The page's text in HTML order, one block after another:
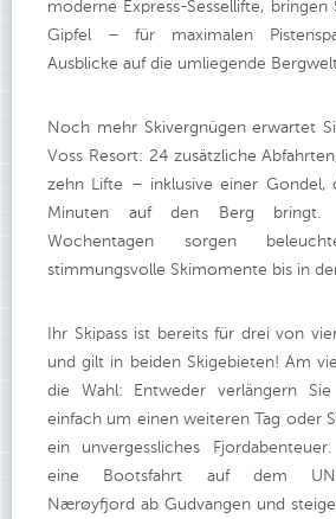
moderne Express-Sessellifte,
Gipfel – für maximalen
Ausblicke auf die umliegende
Noch mehr Skivergnügen erwartet
Voss Resort: 24 zusätzliche
zehn Lifte – inklusive einer Gondel,
Minuten auf den Berg bringt.
Wochentagen sorgen
stimmungsvolle Skimomente bis in
Ihr Skipass ist bereits für drei von
und gilt in beiden Skigebieten! Am
die Wahl: Entweder verlängern
einfach um einen weiteren Tag oder
ein unvergessliches
eine Bootsfahrt auf dem
Nærøyfjord ab Gudvangen und